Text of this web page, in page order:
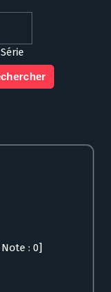
Série
Note : 0]